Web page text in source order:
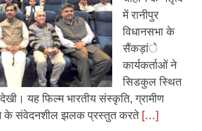
में रानीपुर
विधानसभा के
सैंकड़ांे
कार्यकर्ताओं ने
सिडकुल स्थित
यह फिल्म भारतीय संस्कृति, ग्रामीण
के संवेदनशील झलक प्रस्तुत करते […]